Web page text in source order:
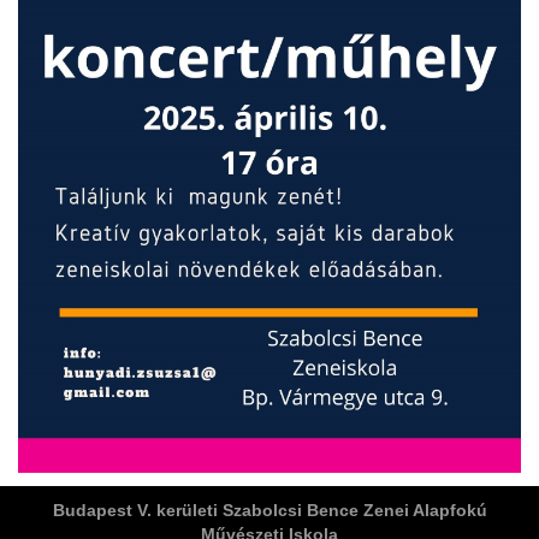
Területi Válogatója
Budapest V. kerületi Szabolcsi Bence Zenei Alapfokú
Művészeti Iskola